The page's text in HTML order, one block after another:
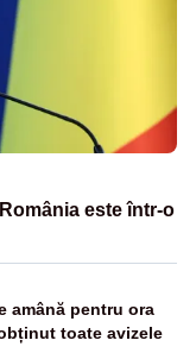
este într-o
amână pentru ora
toate avizele